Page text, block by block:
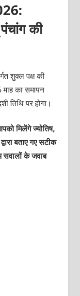
की
शुक्‍ल पक्ष की
माह का समापन
तिथि पर होगा।
मिलेंगे ज्योतिष,
बताए गए सटीक
सवालों के जवाब